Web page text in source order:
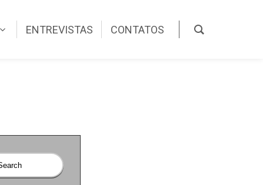
ENTREVISTAS CONTATOS